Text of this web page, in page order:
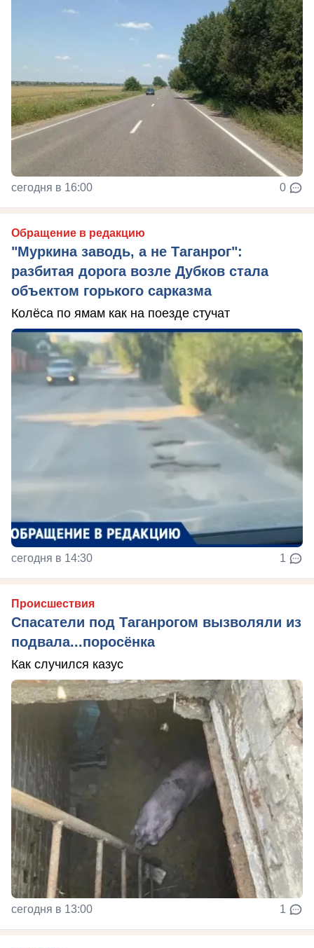
сегодня в 16:00 0
Обращение в редакцию
"Муркина заводь, а не Таганрог":
разбитая дорога возле Дубков стала
объектом горького сарказма
Колёса по ямам как на поезде стучат
сегодня в 14:30 1
Происшествия
Спасатели под Таганрогом вызволяли из
подвала...поросёнка
Как случился казус
сегодня в 13:00 1